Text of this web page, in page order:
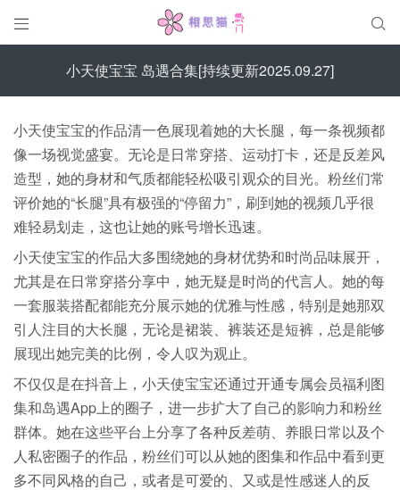
 
小天使宝宝 岛遇合集[持续更新2025.09.27]
小天使宝宝的作品清一色展现着她的大长腿，每一条视频都
像一场视觉盛宴。无论是日常穿搭、运动打卡，还是反差风
造型，她的身材和气质都能轻松吸引观众的目光。粉丝们常
评价她的“长腿”具有极强的“停留力”，刷到她的视频几乎很
难轻易划走，这也让她的账号增长迅速。
小天使宝宝的作品大多围绕她的身材优势和时尚品味展开，
尤其是在日常穿搭分享中，她无疑是时尚的代言人。她的每
一套服装搭配都能充分展示她的优雅与性感，特别是她那双
引人注目的大长腿，无论是裙装、裤装还是短裤，总是能够
展现出她完美的比例，令人叹为观止。
不仅仅是在抖音上，小天使宝宝还通过开通专属会员福利图
集和岛遇App上的圈子，进一步扩大了自己的影响力和粉丝
群体。她在这些平台上分享了各种反差萌、养眼日常以及个
人私密圈子的作品，粉丝们可以从她的图集和作品中看到更
多不同风格的自己，或者是可爱的、又或是性感迷人的反